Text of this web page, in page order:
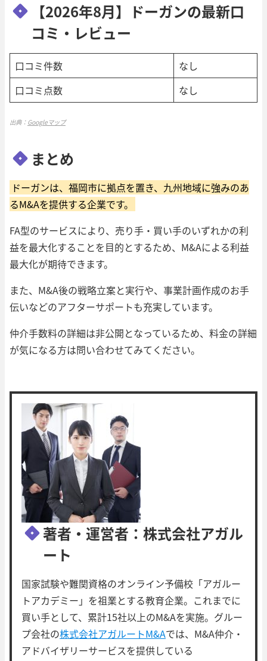
【2026年8月】ドーガンの最新口
コミ・レビュー
口コミ件数
なし
口コミ点数
なし
出典： Googleマップ
まとめ
ドーガンは、福岡市に拠点を置き、九州地域に強みのあ
るM&Aを提供する企業です。
FA型のサービスにより、売り手・買い手のいずれかの利
益を最大化することを目的とするため、M&Aによる利益
最大化が期待できます。
また、M&A後の戦略立案と実行や、事業計画作成のお手
伝いなどのアフターサポートも充実しています。
仲介手数料の詳細は非公開となっているため、料金の詳細
が気になる方は問い合わせてみてください。
著者・運営者：株式会社アガル
ート
国家試験や難関資格のオンライン予備校「アガルー
トアカデミー」を祖業とする教育企業。これまでに
買い手として、累計15社以上のM&Aを実施。グルー
プ会社の株式会社アガルートM&Aでは、M&A仲介・
アドバイザリーサービスを提供している